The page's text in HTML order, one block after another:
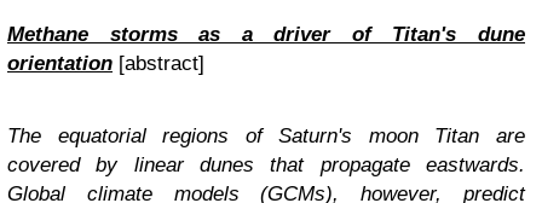
Methane storms as a driver of Titan's dune
orientation [abstract]
The equatorial regions of Saturn's moon Titan are
covered by linear dunes that propagate eastwards.
Global climate models (GCMs), however, predict